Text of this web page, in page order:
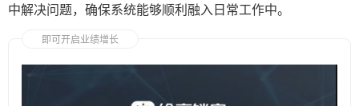
中解决问题，确保系统能够顺利融入日常工作中。
即可开启业绩增长